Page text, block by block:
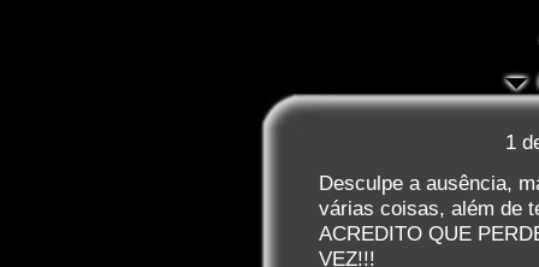
1
Desculpe a ausência,
várias coisas, além de
ACREDITO QUE
VEZ!!!